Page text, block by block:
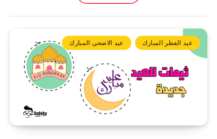
عيد الفطر المبارك عيد الاضحى المبارك